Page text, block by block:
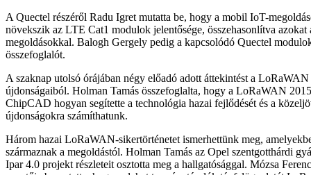
A Quectel részéről Radu Igret mutatta be, hogy a mobil IoT-
növekszik az LTE Cat1 modulok jelentősége, összehasonlítva
megoldásokkal. Balogh Gergely pedig a kapcsolódó Quectel
összefoglalót.
A szaknap utolsó órájában négy előadó adott áttekintést a
újdonságaiból. Holman Tamás összefoglalta, hogy a LoRaWAN
ChipCAD hogyan segítette a technológia hazai fejlődését és a
újdonságokra számíthatunk.
Három hazai LoRaWAN-sikertörténetet ismerhettünk meg,
származnak a megoldástól. Holman Tamás az Opel szentgotthárdi
Ipar 4.0 projekt részleteit osztotta meg a hallgatósággal. Mózsa